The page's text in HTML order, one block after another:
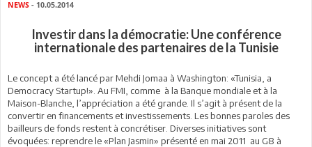
NEWS - 10.05.2014
Investir dans la démocratie: Une conférence
internationale des partenaires de la Tunisie
Le concept a été lancé par Mehdi Jomaa à Washington: «Tunisia, a
Democracy Startup!». Au FMI, comme à la Banque mondiale et à la
Maison-Blanche, l’appréciation a été grande. Il s’agit à présent de la
convertir en financements et investissements. Les bonnes paroles des
bailleurs de fonds restent à concrétiser. Diverses initiatives sont
évoquées: reprendre le «Plan Jasmin» présenté en mai 2011 au G8 à